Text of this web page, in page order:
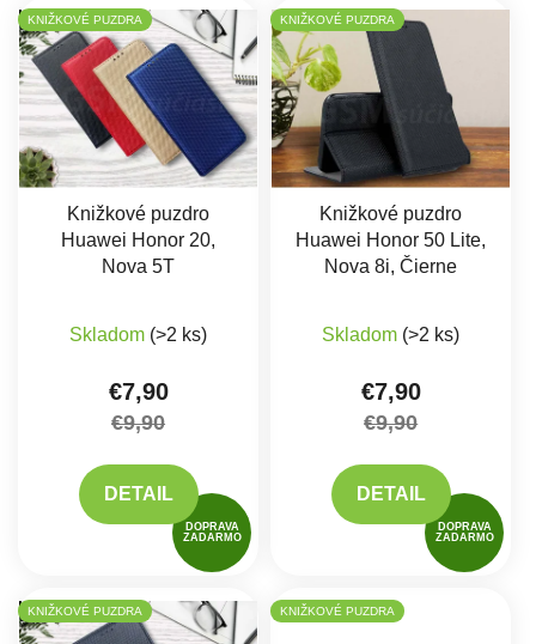
KNIŽKOVÉ PUZDRA
DOPRAVA
ZADARMO
Knižkové puzdro
Huawei Honor 20,
Nova 5T
Skladom (>2 ks)
€7,90
€9,90
DETAIL
KNIŽKOVÉ PUZDRA
DOPRAVA
ZADARMO
Knižkové puzdro
Huawei Honor 50 Lite,
Nova 8i, Čierne
Skladom (>2 ks)
€7,90
€9,90
DETAIL
KNIŽKOVÉ PUZDRA KNIŽKOVÉ PUZDRA